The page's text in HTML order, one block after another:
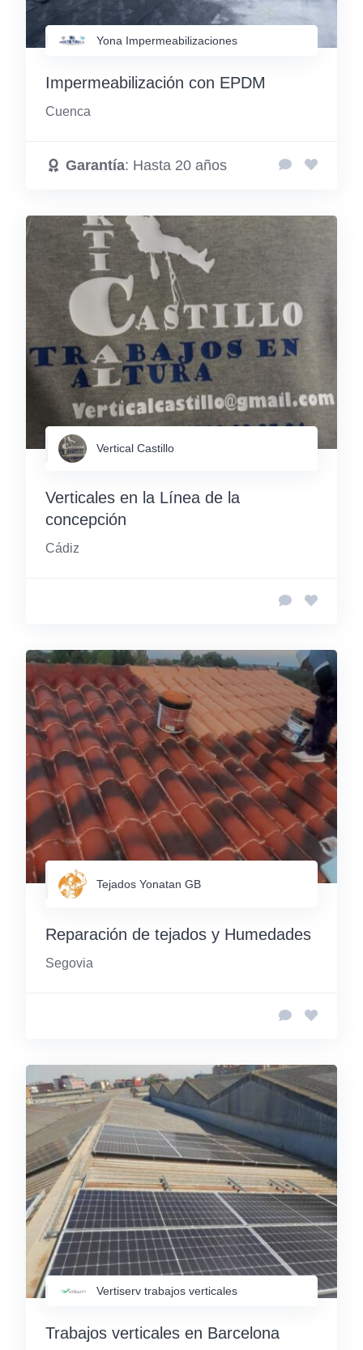
Yona Impermeabilizaciones
Impermeabilización con EPDM
Cuenca
Garantía: Hasta 20 años
Vertical Castillo
Verticales en la Línea de la
concepción
Cádiz
Tejados Yonatan GB
Reparación de tejados y Humedades
Segovia
Vertiserv trabajos verticales
Trabajos verticales en Barcelona